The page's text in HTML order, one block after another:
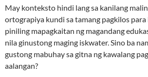
May konteksto hindi lang sa kanilang
ortograpiya kundi sa tamang pagkilos
piniling mapagkaitan ng magandang
nila ginustong maging iskwater. Sino ba
gustong mabuhay sa gitna ng kawalang
aalangan?